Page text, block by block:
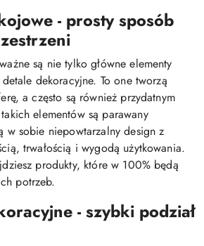
- prosty sposób
są nie tylko główne elementy
dekoracyjne. To one tworzą
a często są również przydatnym
elementów są parawany
w sobie niepowtarzalny design z
trwałością i wygodą użytkowania.
produkty, które w 100% będą
potrzeb.
- szybki podział